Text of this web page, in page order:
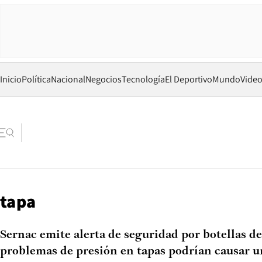
InicioPolíticaNacionalNegociosTecnologíaEl DeportivoMundo
tapa
Sernac emite alerta de seguridad por botellas
problemas de presión en tapas podrían causar